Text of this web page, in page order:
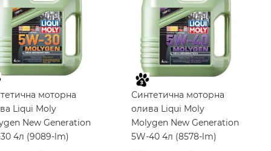
моторна
Liqui Moly
New Generation
4л (9089-lm)
Синтетична моторна
олива Liqui Moly
Molygen New Generation
5W-40 4л (8578-lm)